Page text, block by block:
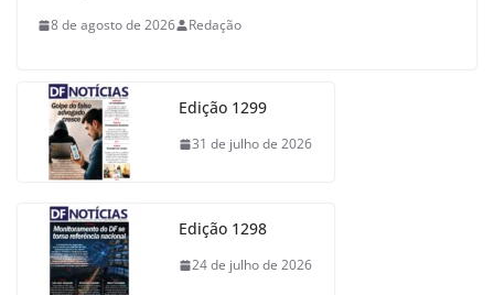
8 de agosto de 2026 Redação
Edição 1299
31 de julho de 2026
Edição 1298
24 de julho de 2026